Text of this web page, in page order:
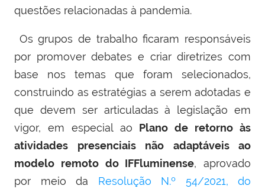
questões relacionadas à pandemia.
Os grupos de trabalho ficaram responsáveis
por promover debates e criar diretrizes com
base nos temas que foram selecionados,
construindo as estratégias a serem adotadas e
que devem ser articuladas à legislação em
vigor, em especial ao Plano de retorno às
atividades presenciais não adaptáveis ao
modelo remoto do IFFluminense, aprovado
por meio da Resolução N.º 54/2021, do